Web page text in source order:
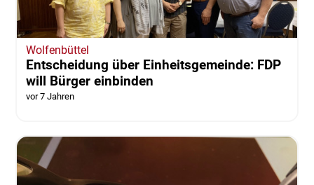
Wolfenbüttel
Entscheidung über Einheitsgemeinde: FDP
will Bürger einbinden
vor 7 Jahren